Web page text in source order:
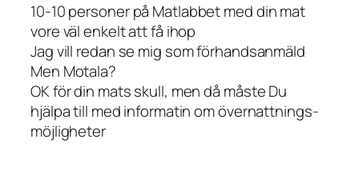
10-10 personer på Matlabbet med din mat
vore väl enkelt att få ihop
Jag vill redan se mig som förhandsanmäld
Men Motala?
OK för din mats skull, men då måste Du
hjälpa till med informatin om övernattnings-
möjligheter